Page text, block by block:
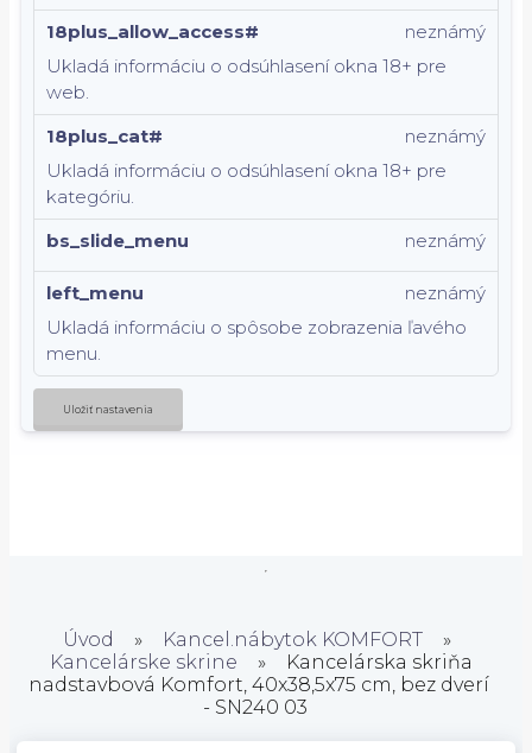
18plus_allow_access#
Ukladá informáciu o odsúhlasení okna 18+ pre
web.
neznámý
18plus_cat#
Ukladá informáciu o odsúhlasení okna 18+ pre
kategóriu.
neznámý
bs_slide_menu neznámý
left_menu
Ukladá informáciu o spôsobe zobrazenia ľavého
menu.
neznámý
Uložiť nastavenia
Úvod » Kancel.nábytok KOMFORT
»
Kancelárske skrine
»
Kancelárska skriňa
nadstavbová Komfort, 40x38,5x75 cm, bez dverí
- SN240 03